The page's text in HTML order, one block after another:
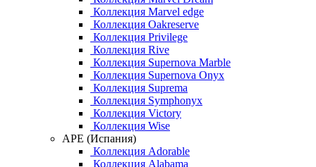
Коллекция Marvel edge
Коллекция Oakreserve
Коллекция Privilege
Коллекция Rive
Коллекция Supernova Marble
Коллекция Supernova Onyx
Коллекция Suprema
Коллекция Symphonyx
Коллекция Victory
Коллекция Wise
APE (Испания)
Коллекция Adorable
Коллекция Alabama